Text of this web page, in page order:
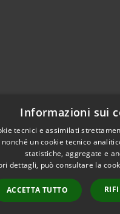
WebPEC
Informazioni sui
tecnici e assimilati
un cookie tecnico
statistiche, aggregate e
dettagli, può consultare la
ACCETTA TUTTO